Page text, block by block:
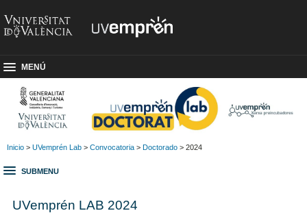
MENÚ
Inicio > UVemprén Lab > Convocatoria > Doctorado > 2024
SUBMENU
UVemprén LAB 2024